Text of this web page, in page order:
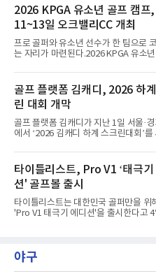
는 상금 2천 5백만원과 대상&신인상 포
점을 지급하고 3년간의 GTOUR 시드권
한다. KPGA 투어프로 중 1, 2라운드 합
게는 오는 9월 17일부터 20일까지 골
티 선산에서 열리는 KPGA ‘골프존 오픈
을 부여한다.대회는 골프존 투비전NX
다. 시드권자와 예선통과자, 신인 및 초
오프라인 예선전을 통해 선발
2026 KPGA 유소년 골프 캠프,
11~13일 오크밸리CC 개최
프로 골퍼와 유소년 선수가 한 팀으로
는 자리가 마련된다.2026 KPGA 유소
리CC에서 열린다. 유소년 골프 저변을
위해 2024년 시작돼 올해 3년 연속 개최
사다.참가 규모는 프로 20명과 유소년
시즌 상반기 우승자인 문동현, 최찬, 오
상엽 등이 이름을 올렸다.운영 방식이
다. 프로 1명과 유소년 3명이 한 팀을 이
코스 플레이와 쇼트 게임을 훈련하고, 멘
어 설렌다"고 밝혔다.이번 캠프는 문화
부와 국민체육진흥공단의
골프 플랫폼 김캐디, 2026 하
린 대회 개막
골프 플랫폼 김캐디가 지난 1일 서울·경
에서 ‘2026 김캐디 하계 스크린대회’를
캐디 앱 이용자라면 무료로 참여할 수
디 앱에서 대회 참가 신청 후 지도에서
매장을 확인하고 예약하면 된다. 공식 참
에서 총 3개의 지정 코스 중 원하는 코스
이하면 대회 기록이 자동으로 반영된다
더보드에서는 자신의 스코어와 현재 순
시간으로 확인할 수 있다. 김캐디는 이번 대회를
데 선착순 1,000명에게도 골프장갑을
지정 코스 3
타이틀리스트, Pro V1 ‘태극기
션' 골프볼 출시
타이틀리스트는 대한민국 골퍼만을 위
'Pro V1 태극기 에디션'을 출시한다고
화이트 컬러를 바탕으로 흑색과 청색, 홍
제된 방식으로 배치해 대한민국의 정체
야구